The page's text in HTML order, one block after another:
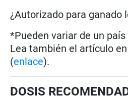
¿Autorizado para ganado
*Pueden variar de un país
Lea también el artículo
(enlace).
DOSIS